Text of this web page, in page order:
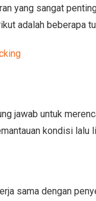
yang sangat
adalah beberapa
jawab untuk
kondisi lalu
sama dengan